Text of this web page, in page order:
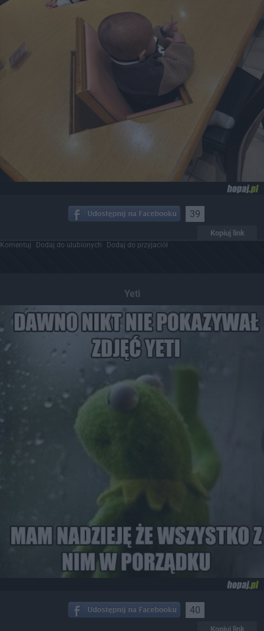
39
Kopiuj link
Komentuj Dodaj do ulubionych Dodaj do przyjaciół
Yeti
40
Kopiuj link